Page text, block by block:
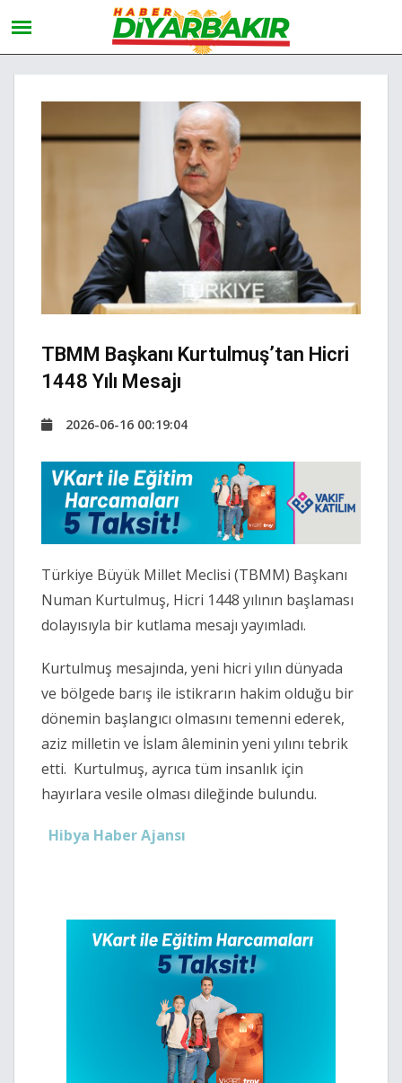
TBMM Başkanı Kurtulmuş’tan Hicri
1448 Yılı Mesajı
2026-06-16 00:19:04
Türkiye Büyük Millet Meclisi (TBMM) Başkanı
Numan Kurtulmuş, Hicri 1448 yılının başlaması
dolayısıyla bir kutlama mesajı yayımladı.
Kurtulmuş mesajında, yeni hicri yılın dünyada
ve bölgede barış ile istikrarın hakim olduğu bir
dönemin başlangıcı olmasını temenni ederek,
aziz milletin ve İslam âleminin yeni yılını tebrik
etti. Kurtulmuş, ayrıca tüm insanlık için
hayırlara vesile olması dileğinde bulundu.
Hibya Haber Ajansı